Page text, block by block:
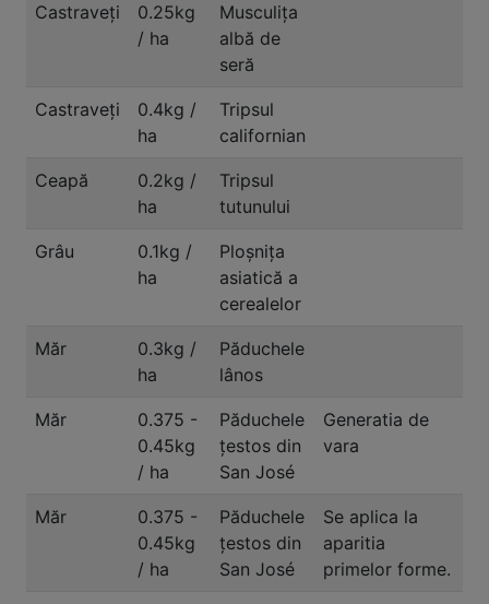
Castraveți
0.25kg
/ ha
Musculița
albă de
seră
Castraveți
0.4kg /
ha
Tripsul
californian
Ceapă
0.2kg /
ha
Tripsul
tutunului
Grâu
0.1kg /
ha
Ploșnița
asiatică a
cerealelor
Măr
0.3kg /
ha
Păduchele
lânos
Măr
0.375 -
0.45kg
/ ha
Păduchele
ţestos din
San José
Generatia de
vara
Măr
0.375 -
0.45kg
/ ha
Păduchele
ţestos din
San José
Se aplica la
aparitia
primelor forme.